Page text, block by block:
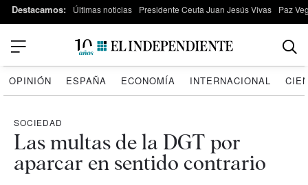
Destacamos: Últimas noticias Presidente Ceuta Juan Jesús Vivas Paz
OPINIÓN ESPAÑA ECONOMÍA INTERNACIONAL
SOCIEDAD
Las multas de la DGT por
aparcar en sentido contrario